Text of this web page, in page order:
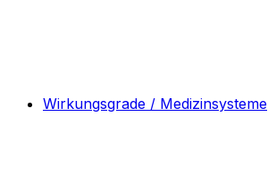
Wirkungsgrade / Medizinsysteme